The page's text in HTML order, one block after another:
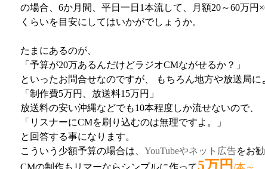
の場合、6か月間、平日一日1本流して、月額20～60万円
くらいを目安にしてはいかがでしょうか。
たまにあるのが、
「予算が20万あるんだけどラジオCMながせるか？」
といったお問合せなのですが、 もちろん地方や放送局
「制作費5万円、放送料15万円」
放送料の安い沖縄などでも10本程度しか流せないので、
「リスナーにCMを刷り込むのは無理ですよ。」
と回答する事になります。
こういう少額予算の場合は、 YouTubeやネット広告をお
CMの制作もリマーならシンプルに作って5万円 /本～ 。